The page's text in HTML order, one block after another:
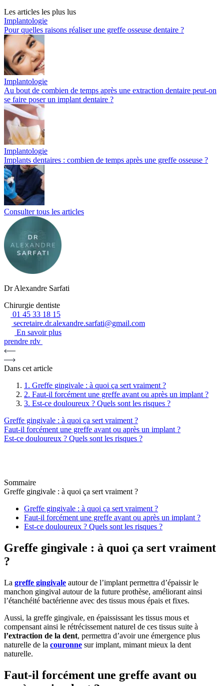
Les articles les plus lus
Implantologie
Pour quelles raisons réaliser une greffe osseuse dentaire ?
Implantologie
Au bout de combien de temps après une extraction dentaire peut-on
se faire poser un implant dentaire ?
Implantologie
Implants dentaires : combien de temps après une greffe osseuse ?
Consulter tous les articles
Dr Alexandre Sarfati
Chirurgie dentiste
01 45 33 18 15
secretaire.dr.alexandre.sarfati@gmail.com
En savoir plus
prendre rdv
Dans cet article
1. Greffe gingivale : à quoi ça sert vraiment ?
2. Faut-il forcément une greffe avant ou après un implant ?
3. Est-ce douloureux ? Quels sont les risques ?
Greffe gingivale : à quoi ça sert vraiment ?
Faut-il forcément une greffe avant ou après un implant ?
Est-ce douloureux ? Quels sont les risques ?
Sommaire
Greffe gingivale : à quoi ça sert vraiment ?
Greffe gingivale : à quoi ça sert vraiment ?
Faut-il forcément une greffe avant ou après un implant ?
Est-ce douloureux ? Quels sont les risques ?
Greffe gingivale : à quoi ça sert vraiment
?
La greffe gingivale autour de l’implant permettra d’épaissir le
manchon gingival autour de la future prothèse, améliorant ainsi
l’étanchéité bactérienne avec des tissus mous épais et fixes.
Aussi, la greffe gingivale, en épaississant les tissus mous et
compensant ainsi le rétrécissement naturel de ces tissus suite à
l’extraction de la dent, permettra d’avoir une émergence plus
naturelle de la couronne sur implant, mimant mieux la dent
naturelle.
Faut-il forcément une greffe avant ou